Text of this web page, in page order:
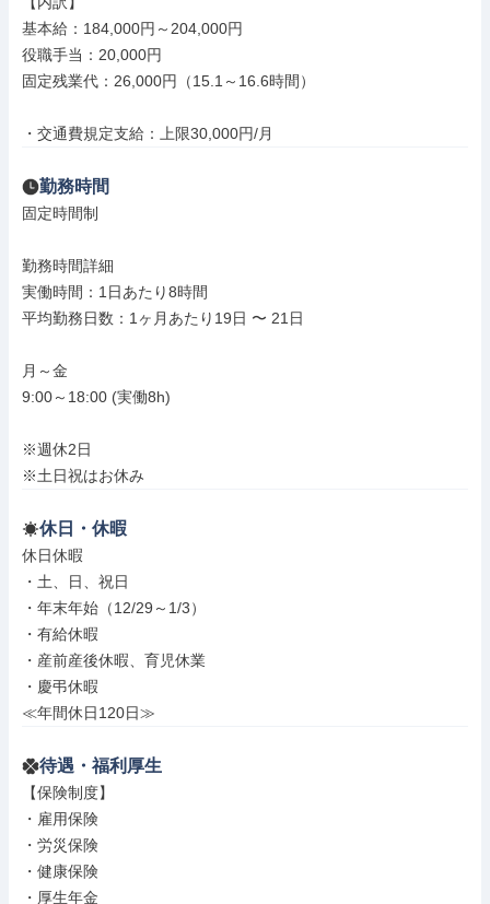
基本給：184,000円～204,000円
役職手当：20,000円
固定残業代：26,000円（15.1～16.6時間）
・交通費規定支給：上限30,000円/月
勤務時間
固定時間制
勤務時間詳細
実働時間：1日あたり8時間
平均勤務日数：1ヶ月あたり19日 〜 21日
月～金
9:00～18:00 (実働8h)
※週休2日
※土日祝はお休み
休日・休暇
休日休暇
・土、日、祝日
・年末年始（12/29～1/3）
・有給休暇
・産前産後休暇、育児休業
・慶弔休暇
≪年間休日120日≫
待遇・福利厚生
【保険制度】
・雇用保険
・労災保険
・健康保険
・厚生年金